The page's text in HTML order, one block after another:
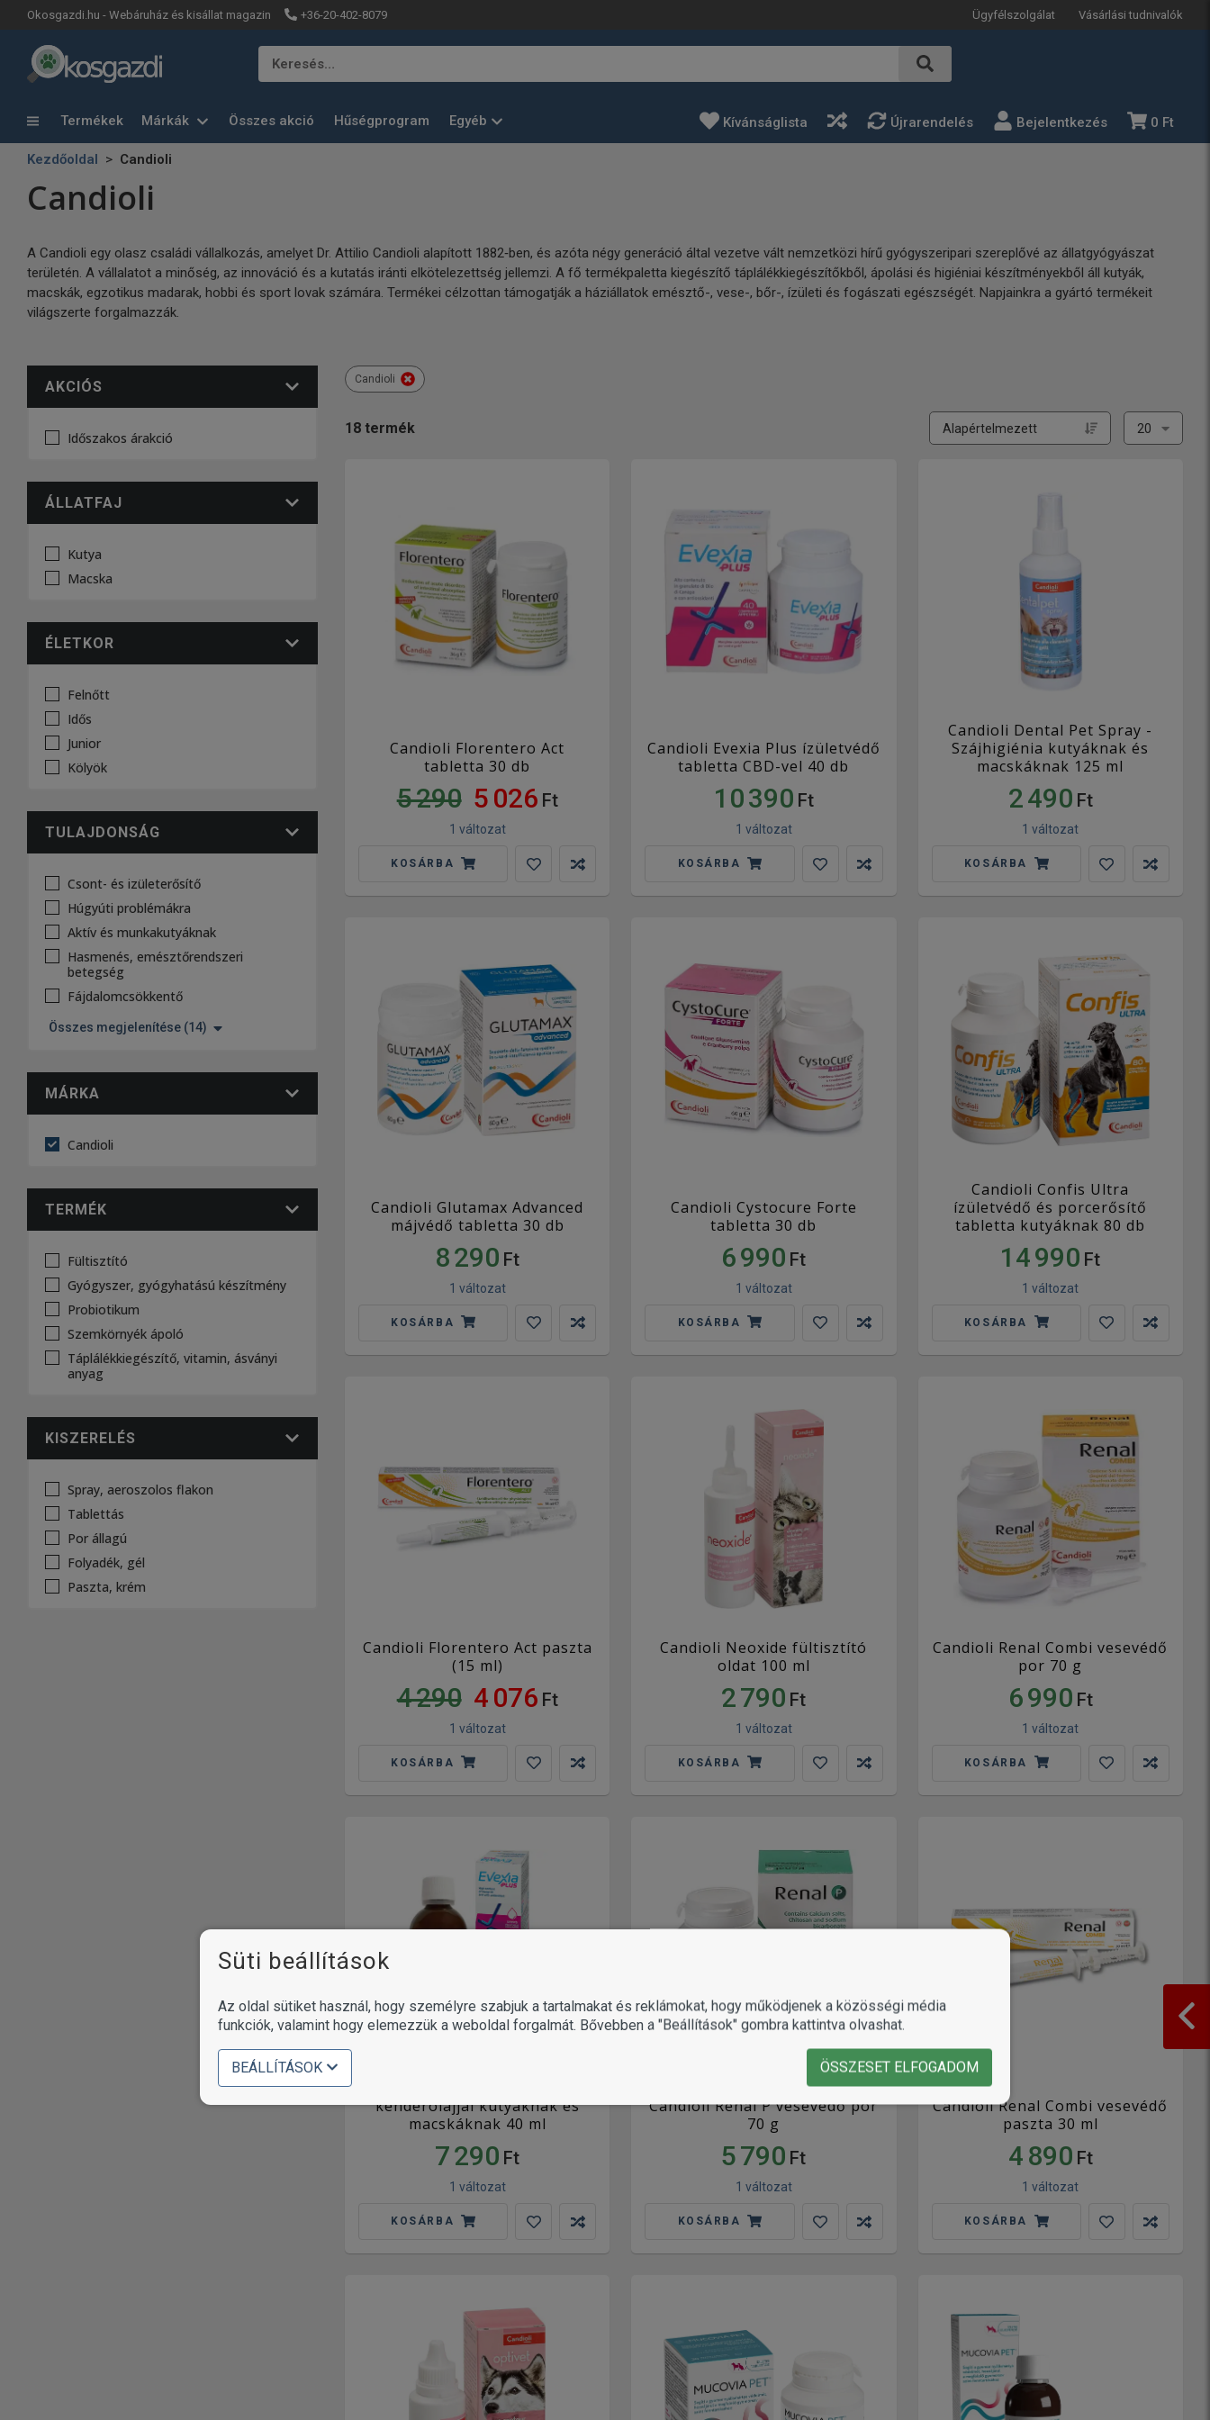
Okosgazdi.hu - Webáruház és kisállat magazin +36-20-402-8079 Ügyfélszolgálat Vásárlási tudnivalók
Keresés…
Termékek Márkák Összes akció Hűségprogram Egyéb Kívánságlista Újrarendelés Bejelentkezés 0 Ft
Kezdőoldal Candioli
Candioli
A Candioli egy olasz családi vállalkozás, amelyet Dr. Attilio Candioli alapított 1882‑ben, és azóta négy generáció által vezetve vált nemzetközi hírű gyógyszeripari szereplővé az állatgyógyászat
területén. A vállalatot a minőség, az innováció és a kutatás iránti elkötelezettség jellemzi. A fő termékpaletta kiegészítő táplálékkiegészítőkből, ápolási és higiéniai készítményekből áll kutyák,
macskák, egzotikus madarak, hobbi és sport lovak számára. Termékei célzottan támogatják a háziállatok emésztő-, vese-, bőr-, ízületi és fogászati egészségét. Napjainkra a gyártó termékeit
világszerte forgalmazzák.
AKCIÓS
Időszakos árakció
ÁLLATFAJ
Kutya
Macska
ÉLETKOR
Felnőtt
Idős
Junior
Kölyök
TULAJDONSÁG
Csont- és izületerősítő
Húgyúti problémákra
Aktív és munkakutyáknak
Hasmenés, emésztőrendszeri
betegség
Fájdalomcsökkentő
Összes megjelenítése (14)
MÁRKA
Candioli
TERMÉK
Fültisztító
Gyógyszer, gyógyhatású készítmény
Probiotikum
Szemkörnyék ápoló
Táplálékkiegészítő, vitamin, ásványi
anyag
KISZERELÉS
Spray, aeroszolos flakon
Tablettás
Por állagú
Folyadék, gél
Paszta, krém
18 termék
Candioli
Candioli Florentero Act
tabletta 30 db
5 290 5 026 Ft
1 változat
KOSÁRBA
Candioli Evexia Plus ízületvédő
tabletta CBD-vel 40 db
10 390 Ft
1 változat
KOSÁRBA
Candioli Dental Pet Spray -
Szájhigiénia kutyáknak és
macskáknak 125 ml
2 490 Ft
1 változat
KOSÁRBA
Candioli Glutamax Advanced
májvédő tabletta 30 db
8 290 Ft
1 változat
KOSÁRBA
Candioli Cystocure Forte
tabletta 30 db
6 990 Ft
1 változat
KOSÁRBA
Candioli Confis Ultra
ízületvédő és porcerősítő
tabletta kutyáknak 80 db
14 990 Ft
1 változat
KOSÁRBA
Candioli Florentero Act paszta
(15 ml)
4 290 4 076 Ft
1 változat
KOSÁRBA
Candioli Neoxide fültisztító
oldat 100 ml
2 790 Ft
1 változat
KOSÁRBA
Candioli Renal Combi vesevédő
por 70 g
6 990 Ft
1 változat
KOSÁRBA
kenderolajjal kutyáknak és
macskáknak 40 ml
7 290 Ft
1 változat
KOSÁRBA
Candioli Renal P vesevédő por
70 g
5 790 Ft
1 változat
KOSÁRBA
Candioli Renal Combi vesevédő
paszta 30 ml
4 890 Ft
1 változat
KOSÁRBA
Süti beállítások
Az oldal sütiket használ, hogy személyre szabjuk a tartalmakat és reklámokat, hogy működjenek a közösségi média
funkciók, valamint hogy elemezzük a weboldal forgalmát. Bővebben a "Beállítások" gombra kattintva olvashat.
BEÁLLÍTÁSOK ÖSSZESET ELFOGADOM